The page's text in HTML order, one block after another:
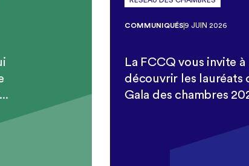
COMMUNIQUÉS9 JUIN 2026
La FCCQ vous invite à
découvrir les lauréats
Gala des chambres